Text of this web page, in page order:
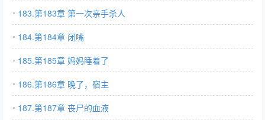
183.第183章 第一次亲手杀人
184.第184章 闭嘴
185.第185章 妈妈睡着了
186.第186章 晚了，宿主
187.第187章 丧尸的血液